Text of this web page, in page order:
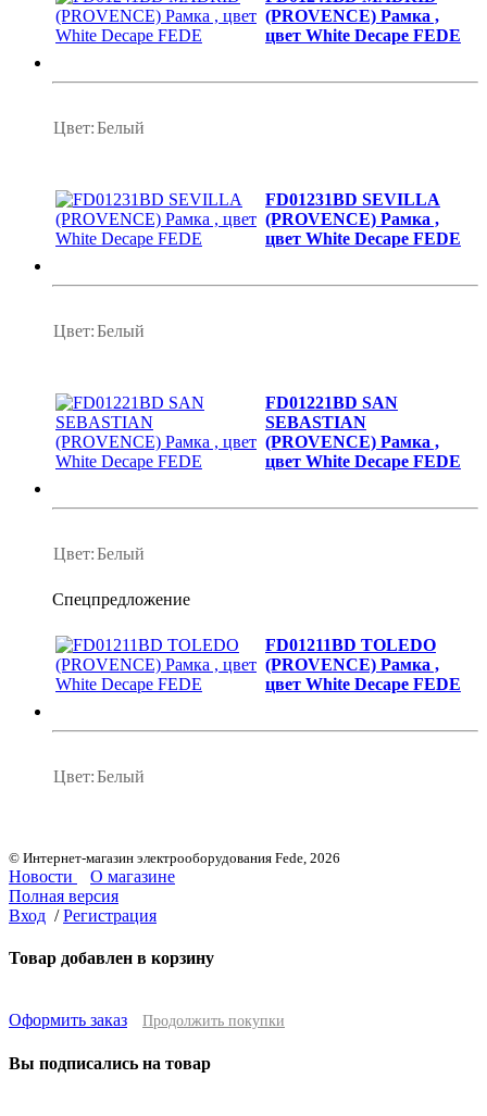
(PROVENCE) Рамка ,
цвет White Decape FEDE
Цвет:Белый
FD01231BD SEVILLA
(PROVENCE) Рамка ,
цвет White Decape FEDE
Цвет:Белый
FD01221BD SAN
SEBASTIAN
(PROVENCE) Рамка ,
цвет White Decape FEDE
Цвет:Белый
Спецпредложение
FD01211BD TOLEDO
(PROVENCE) Рамка ,
цвет White Decape FEDE
Цвет:Белый
© Интернет-магазин электрооборудования Fede, 2026
Новости
О магазине
Полная версия
Вход / Регистрация
Товар добавлен в корзину
Оформить заказ Продолжить покупки
Вы подписались на товар